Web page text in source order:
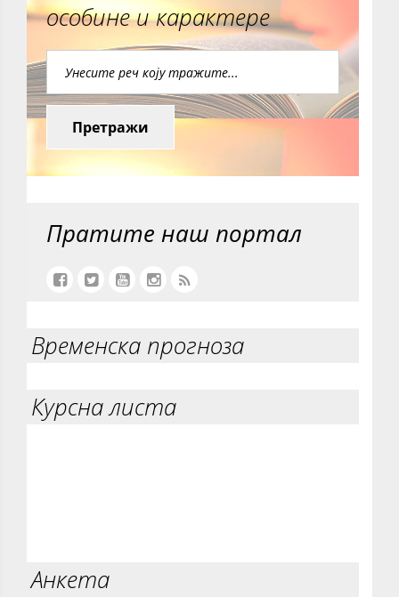
особине и карактере
Претражи
Пратите наш портал
Временска прогноза
Курсна листа
Анкета